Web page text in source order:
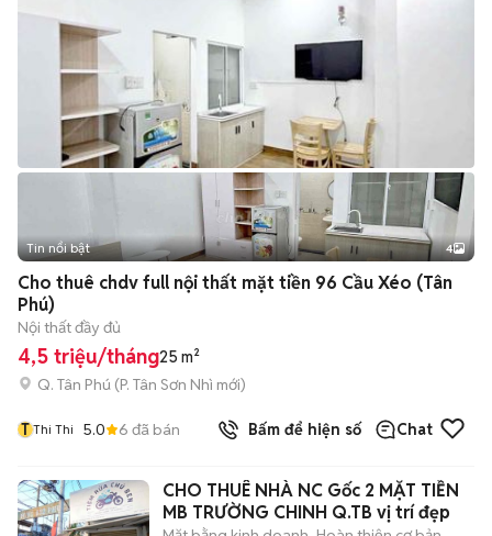
Tin nổi bật 4
Cho thuê chdv full nội thất mặt tiền 96 Cầu Xéo (Tân
Phú)
Nội thất đầy đủ
4,5 triệu/tháng25 m²
Q. Tân Phú (P. Tân Sơn Nhì mới)
T Thi Thi 5.0 6 đã bán Bấm để hiện số Chat
CHO THUÊ NHÀ NC Gốc 2 MẶT TIỀN
MB TRƯỜNG CHINH Q.TB vị trí đẹp